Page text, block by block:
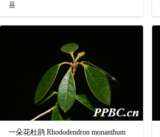
县
一朵花杜鹃 Rhododendron monanthum